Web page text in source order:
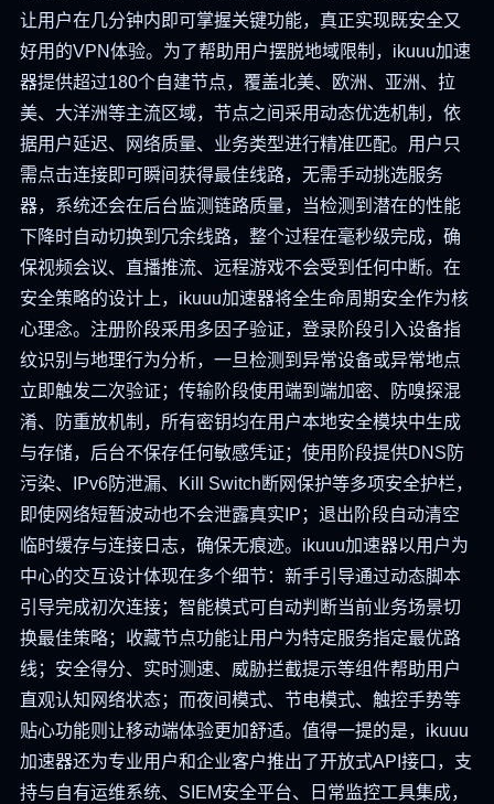
让用户在几分钟内即可掌握关键功能，真正实现既安全又
好用的VPN体验。为了帮助用户摆脱地域限制，ikuuu加速
器提供超过180个自建节点，覆盖北美、欧洲、亚洲、拉
美、大洋洲等主流区域，节点之间采用动态优选机制，依
据用户延迟、网络质量、业务类型进行精准匹配。用户只
需点击连接即可瞬间获得最佳线路，无需手动挑选服务
器，系统还会在后台监测链路质量，当检测到潜在的性能
下降时自动切换到冗余线路，整个过程在毫秒级完成，确
保视频会议、直播推流、远程游戏不会受到任何中断。在
安全策略的设计上，ikuuu加速器将全生命周期安全作为核
心理念。注册阶段采用多因子验证，登录阶段引入设备指
纹识别与地理行为分析，一旦检测到异常设备或异常地点
立即触发二次验证；传输阶段使用端到端加密、防嗅探混
淆、防重放机制，所有密钥均在用户本地安全模块中生成
与存储，后台不保存任何敏感凭证；使用阶段提供DNS防
污染、IPv6防泄漏、Kill Switch断网保护等多项安全护栏，
即使网络短暂波动也不会泄露真实IP；退出阶段自动清空
临时缓存与连接日志，确保无痕迹。ikuuu加速器以用户为
中心的交互设计体现在多个细节：新手引导通过动态脚本
引导完成初次连接；智能模式可自动判断当前业务场景切
换最佳策略；收藏节点功能让用户为特定服务指定最优路
线；安全得分、实时测速、威胁拦截提示等组件帮助用户
直观认知网络状态；而夜间模式、节电模式、触控手势等
贴心功能则让移动端体验更加舒适。值得一提的是，ikuuu
加速器还为专业用户和企业客户推出了开放式API接口，支
持与自有运维系统、SIEM安全平台、日常监控工具集成，